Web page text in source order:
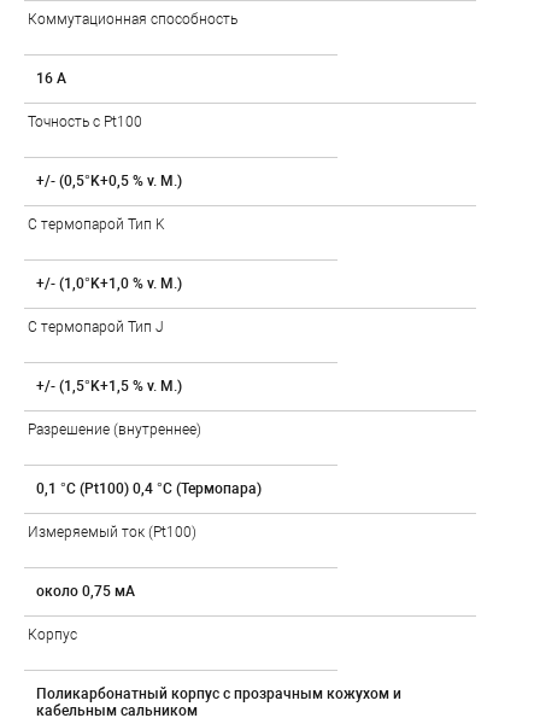
Коммутационная способность
16 A
Точность с Pt100
+/- (0,5°K+0,5 % v. M.)
С термопарой Тип K
+/- (1,0°K+1,0 % v. M.)
С термопарой Тип J
+/- (1,5°K+1,5 % v. M.)
Разрешение (внутреннее)
0,1 °C (Pt100) 0,4 °C (Термопара)
Измеряемый ток (Pt100)
около 0,75 мA
Корпус
Поликарбонатный корпус с прозрачным кожухом и
кабельным сальником